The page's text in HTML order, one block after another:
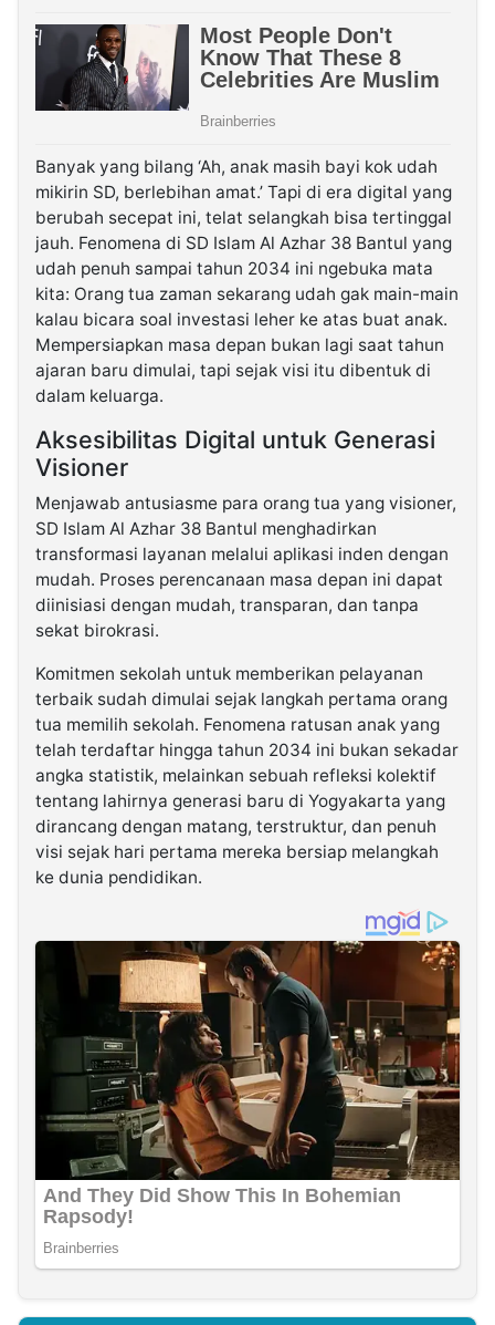
Banyak yang bilang ‘Ah, anak masih bayi kok udah
mikirin SD, berlebihan amat.’ Tapi di era digital yang
berubah secepat ini, telat selangkah bisa tertinggal
jauh. Fenomena di SD Islam Al Azhar 38 Bantul yang
udah penuh sampai tahun 2034 ini ngebuka mata
kita: Orang tua zaman sekarang udah gak main-main
kalau bicara soal investasi leher ke atas buat anak.
Mempersiapkan masa depan bukan lagi saat tahun
ajaran baru dimulai, tapi sejak visi itu dibentuk di
dalam keluarga.
​Aksesibilitas Digital untuk Generasi
Visioner
Menjawab antusiasme para orang tua yang visioner,
SD Islam Al Azhar 38 Bantul menghadirkan
transformasi layanan melalui aplikasi inden dengan
mudah. Proses perencanaan masa depan ini dapat
diinisiasi dengan mudah, transparan, dan tanpa
sekat birokrasi.
Komitmen sekolah untuk memberikan pelayanan
terbaik sudah dimulai sejak langkah pertama orang
tua memilih sekolah. ​Fenomena ratusan anak yang
telah terdaftar hingga tahun 2034 ini bukan sekadar
angka statistik, melainkan sebuah refleksi kolektif
tentang lahirnya generasi baru di Yogyakarta yang
dirancang dengan matang, terstruktur, dan penuh
visi sejak hari pertama mereka bersiap melangkah
ke dunia pendidikan.